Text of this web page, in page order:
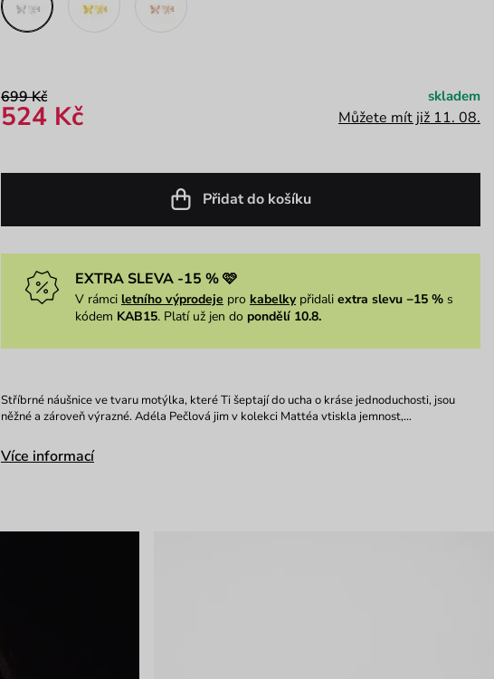
699 Kč
524 Kč
skladem
Můžete mít již 11. 08.
Přidat do košíku
EXTRA SLEVA -15 % 🩷
V rámci letního výprodeje pro kabelkypřidali extra slevu −15 %s
kódem KAB15. Platí už jen do pondělí 10.8.
Stříbrné náušnice ve tvaru motýlka, které Ti šeptají do ucha o kráse jednoduchosti, jsou
něžné a zároveň výrazné. Adéla Pečlová jim v kolekci Mattéa vtiskla jemnost,…
Více informací